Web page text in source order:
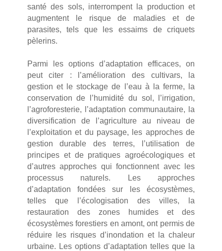
santé des sols, interrompent la production et
augmentent le risque de maladies et de
parasites, tels que les essaims de criquets
pèlerins.
Parmi les options d’adaptation efficaces, on
peut citer : l’amélioration des cultivars, la
gestion et le stockage de l’eau à la ferme, la
conservation de l’humidité du sol, l’irrigation,
l’agroforesterie, l’adaptation communautaire, la
diversification de l’agriculture au niveau de
l’exploitation et du paysage, les approches de
gestion durable des terres, l’utilisation de
principes et de pratiques agroécologiques et
d’autres approches qui fonctionnent avec les
processus naturels. Les approches
d’adaptation fondées sur les écosystèmes,
telles que l’écologisation des villes, la
restauration des zones humides et des
écosystèmes forestiers en amont, ont permis de
réduire les risques d’inondation et la chaleur
urbaine. Les options d’adaptation telles que la